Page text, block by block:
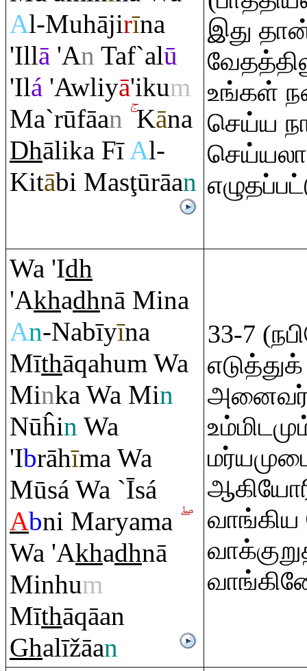
Al-Muhājirīna
'Illā 'An Taf`alū
'Ilá 'Awliyā'ikum
Ma`rūfāan Kāna
Dhālika FīAl-
Kitābi Masţūrāan
இது
உங்கள்
செய்ய
Wa 'Idh
'Akhadhnā Mina
An-Nabīyīna
Mīthāqahum Wa
Minka Wa Min
Nūĥin Wa
'Ibrāhīma Wa
Mūsá Wa `Īsá
Abni Maryama
Wa 'Akhadhnā
Minhum
Mīthāqāan
Ghalīžāan
33-7
வாங்கிய